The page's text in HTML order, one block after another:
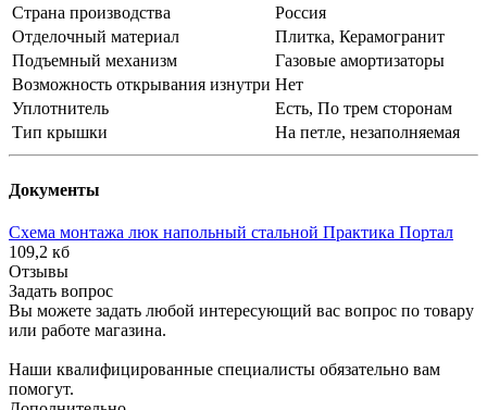
Страна производства
Россия
Отделочный материал
Плитка, Керамогранит
Подъемный механизм
Газовые амортизаторы
Возможность открывания изнутри Нет
Уплотнитель
Есть, По трем сторонам
Тип крышки
На петле, незаполняемая
Документы
Схема монтажа люк напольный стальной Практика Портал
109,2 кб
Отзывы
Задать вопрос
Вы можете задать любой интересующий вас вопрос по товару
или работе магазина.
Наши квалифицированные специалисты обязательно вам
помогут.